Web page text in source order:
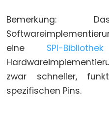
(Einzeiliger
Kommentar)
Data
Types
eine SPI-Bibliothek
zwar schneller,
spezifischen Pins.